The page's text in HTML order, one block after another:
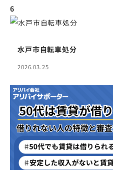
6
水戸市自転車処分
2026.03.25